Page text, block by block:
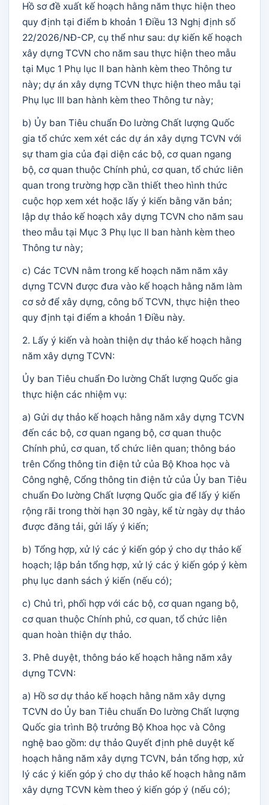
Hồ sơ đề xuất kế hoạch hằng năm thực hiện theo
quy định tại điểm b khoản 1 Điều 13 Nghị định số
22/2026/NĐ-CP, cụ thể như sau: dự kiến kế hoạch
xây dựng TCVN cho năm sau thực hiện theo mẫu
tại Mục 1 Phụ lục II ban hành kèm theo Thông tư
này; dự án xây dựng TCVN thực hiện theo mẫu tại
Phụ lục III ban hành kèm theo Thông tư này;
b) Ủy ban Tiêu chuẩn Đo lường Chất lượng Quốc
gia tổ chức xem xét các dự án xây dựng TCVN với
sự tham gia của đại diện các bộ, cơ quan ngang
bộ, cơ quan thuộc Chính phủ, cơ quan, tổ chức liên
quan trong trường hợp cần thiết theo hình thức
cuộc họp xem xét hoặc lấy ý kiến bằng văn bản;
lập dự thảo kế hoạch xây dựng TCVN cho năm sau
theo mẫu tại Mục 3 Phụ lục II ban hành kèm theo
Thông tư này;
c) Các TCVN nằm trong kế hoạch năm năm xây
dựng TCVN được đưa vào kế hoạch hằng năm làm
cơ sở để xây dựng, công bố TCVN, thực hiện theo
quy định tại điểm a khoản 1 Điều này.
2. Lấy ý kiến và hoàn thiện dự thảo kế hoạch hằng
năm xây dựng TCVN:
Ủy ban Tiêu chuẩn Đo lường Chất lượng Quốc gia
thực hiện các nhiệm vụ:
a) Gửi dự thảo kế hoạch hằng năm xây dựng TCVN
đến các bộ, cơ quan ngang bộ, cơ quan thuộc
Chính phủ, cơ quan, tổ chức liên quan; thông báo
trên Cổng thông tin điện tử của Bộ Khoa học và
Công nghệ, Cổng thông tin điện tử của Ủy ban Tiêu
chuẩn Đo lường Chất lượng Quốc gia để lấy ý kiến
rộng rãi trong thời hạn 30 ngày, kể từ ngày dự thảo
được đăng tải, gửi lấy ý kiến;
b) Tổng hợp, xử lý các ý kiến góp ý cho dự thảo kế
hoạch; lập bản tổng hợp, xử lý các ý kiến góp ý kèm
phụ lục danh sách ý kiến (nếu có);
c) Chủ trì, phối hợp với các bộ, cơ quan ngang bộ,
cơ quan thuộc Chính phủ, cơ quan, tổ chức liên
quan hoàn thiện dự thảo.
3. Phê duyệt, thông báo kế hoạch hằng năm xây
dựng TCVN:
a) Hồ sơ dự thảo kế hoạch hằng năm xây dựng
TCVN do Ủy ban Tiêu chuẩn Đo lường Chất lượng
Quốc gia trình Bộ trưởng Bộ Khoa học và Công
nghệ bao gồm: dự thảo Quyết định phê duyệt kế
hoạch hằng năm xây dựng TCVN, bản tổng hợp, xử
lý các ý kiến góp ý cho dự thảo kế hoạch hằng năm
xây dựng TCVN kèm theo ý kiến góp ý (nếu có);